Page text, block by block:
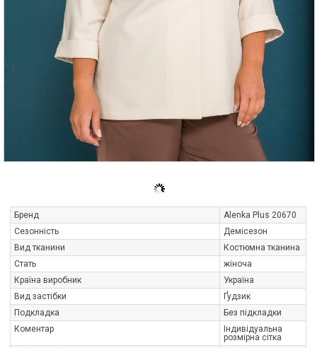
Бренд
Alenka Plus 20670
Сезонність
Демісезон
Вид тканини
Костюмна тканина
Стать
жіноча
Країна виробник
Україна
Вид застібки
Ґудзик
Подкладка
Без підкладки
Коментар
Індивідуальна
розмірна сітка